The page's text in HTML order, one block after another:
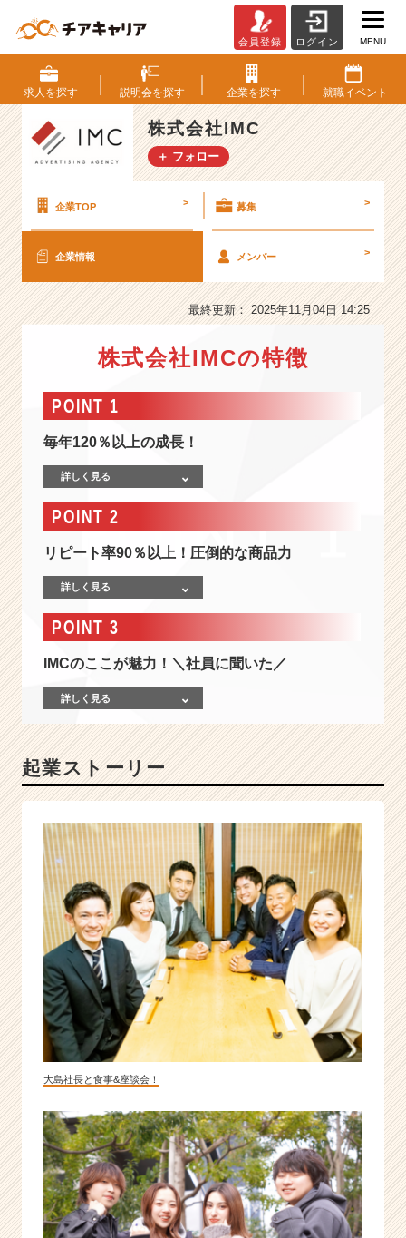
式
会
社
I
M
C
の
ン
ジ
そ
進
化！
【シ
ェ
大
幅
大
毎
年
の
B
広
告
ベ
ン
チ
ャ
ー！】
|
ベ
ン
チ
ャ
ー・
長
企
業
か
ら
ス
カ
会員登録 ログイン MENU
求人を探す 説明会を探す 企業を探す 就職イベント
株式会社IMC
＋ フォロー
企業TOP > 募集 >
企業情報 メンバー >
最終更新： 2025年11月04日 14:25
株式会社IMCの特徴
POINT 1
毎年120％以上の成長！
詳しく見る
POINT 2
リピート率90％以上！圧倒的な商品力
詳しく見る
POINT 3
IMCのここが魅力！＼社員に聞いた／
詳しく見る
起業ストーリー
大島社長と食事&座談会！